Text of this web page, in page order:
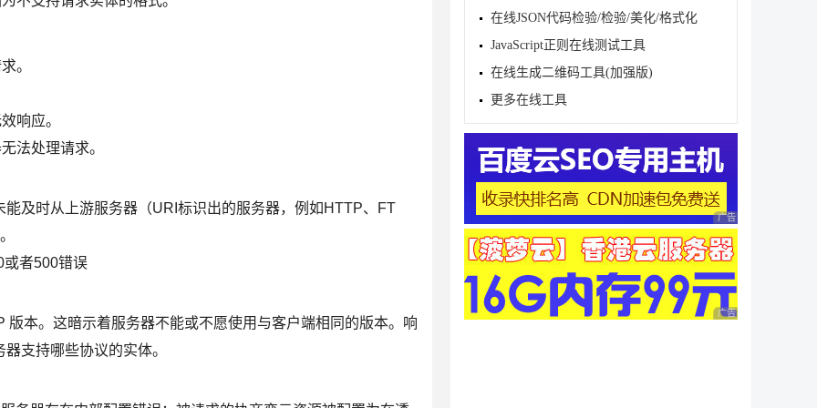
。
响应。
法处理请求。
及时从上游服务器（URI标识出的服务器，例如HTTP、FT
或者500错误
本。这暗示着服务器不能或不愿使用与客户端相同的版本。响
支持哪些协议的实体。
在线JSON代码检验/检验/美化/格式化
JavaScript正则在线测试工具
在线生成二维码工具(加强版)
更多在线工具
广告 商业广告，理性
广告 商业广告，理性